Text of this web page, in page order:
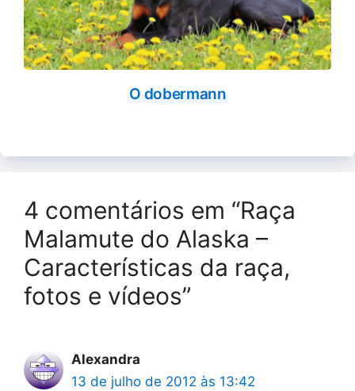
O dobermann
4 comentários em “Raça
Malamute do Alaska –
Características da raça,
fotos e vídeos”
Alexandra
13 de julho de 2012 às 13:42